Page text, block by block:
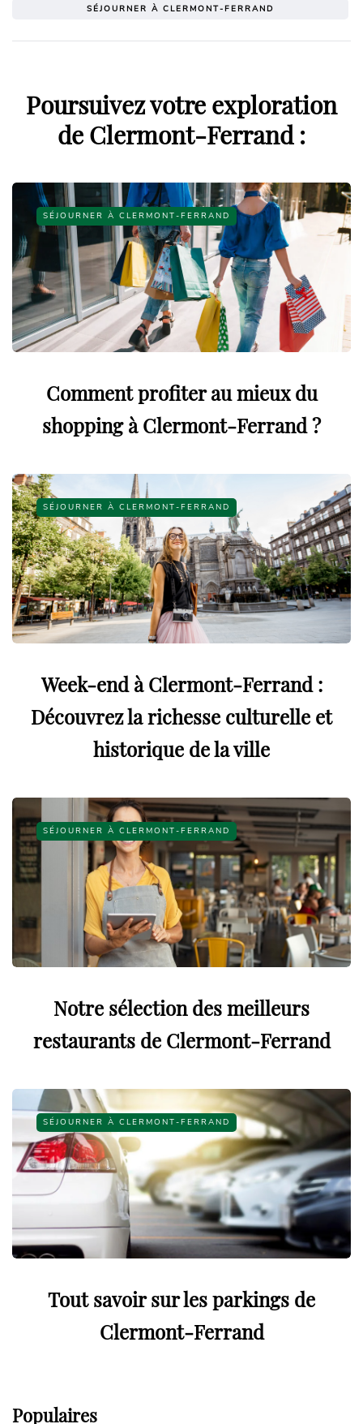
SÉJOURNER À CLERMONT-FERRAND
Poursuivez votre exploration
de Clermont-Ferrand :
SÉJOURNER À CLERMONT-FERRAND
Comment profiter au mieux du
shopping à Clermont-Ferrand ?
SÉJOURNER À CLERMONT-FERRAND
Week-end à Clermont-Ferrand :
Découvrez la richesse culturelle et
historique de la ville
SÉJOURNER À CLERMONT-FERRAND
Notre sélection des meilleurs
restaurants de Clermont-Ferrand
SÉJOURNER À CLERMONT-FERRAND
Tout savoir sur les parkings de
Clermont-Ferrand
Populaires